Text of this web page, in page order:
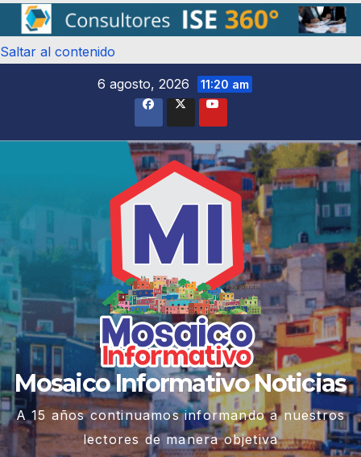
Saltar al contenido
6 agosto, 2026
11:20 am
Mosaico Informativo Noticias
A 15 años continuamos informando a nuestros
lectores de manera objetiva